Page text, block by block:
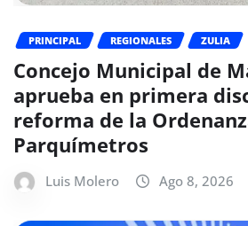
PRINCIPAL REGIONALES ZULIA
Concejo Municipal de
aprueba en primera
reforma de la
Parquímetros
Luis Molero Ago 8, 2026